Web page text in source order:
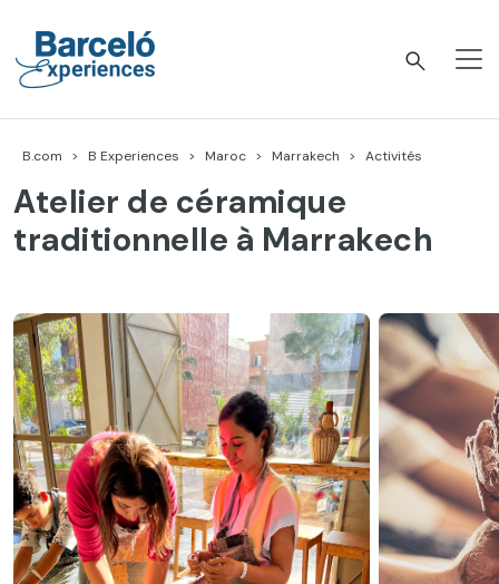
contenu
B.com B Experiences Maroc Marrakech Activités
Atelier de céramique
traditionnelle à Marrakech